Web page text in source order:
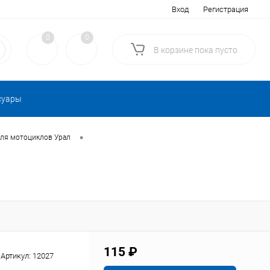
Вход Регистрация
0 0
В корзине пока пусто
мотоциклов Урал •
Артикул: 12027 115 ₽